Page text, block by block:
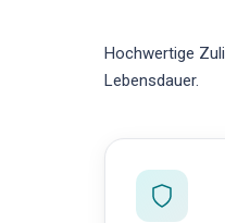
Hochwertige
Lebensdauer.